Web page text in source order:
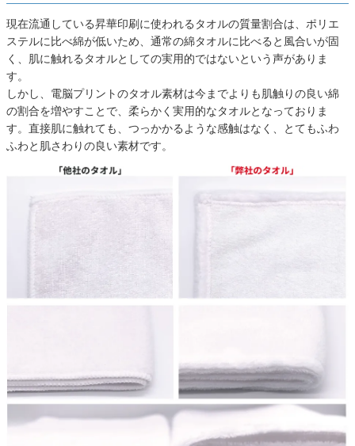
現在流通している昇華印刷に使われるタオルの質量割合は、ポリエ
ステルに比べ綿が低いため、通常の綿タオルに比べると風合いが固
く、肌に触れるタオルとしての実用的ではないという声がありま
す。
しかし、電脳プリントのタオル素材は今までよりも肌触りの良い綿
の割合を増やすことで、柔らかく実用的なタオルとなっておりま
す。直接肌に触れても、つっかかるような感触はなく、とてもふわ
ふわと肌さわりの良い素材です。